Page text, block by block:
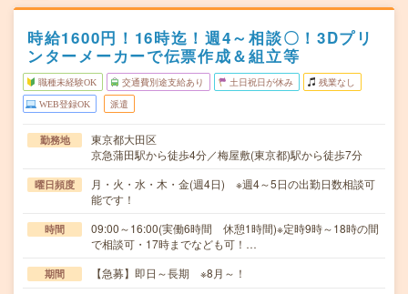
時給1600円！16時迄！週4～相談〇！3Dプリ
ンターメーカーで伝票作成＆組立等
職種未経験OK 交通費別途支給あり 土日祝日が休み 残業なし
WEB登録OK 派遣
勤務地
東京都大田区
京急蒲田駅から徒歩4分／梅屋敷(東京都)駅から徒歩7分
曜日頻度
月・火・水・木・金(週4日) ※週4～5日の出勤日数相談可
能です！
時間
09:00～16:00(実働6時間 休憩1時間)※定時9時～18時の間
で相談可・17時までなども可！…
期間 【急募】即日～長期 ※8月～！